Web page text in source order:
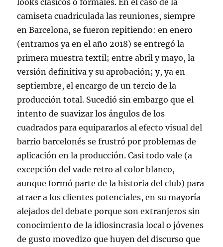
looks clásicos o formales. En el caso de la
camiseta cuadriculada las reuniones, siempre
en Barcelona, se fueron repitiendo: en enero
(entramos ya en el año 2018) se entregó la
primera muestra textil; entre abril y mayo, la
versión definitiva y su aprobación; y, ya en
septiembre, el encargo de un tercio de la
producción total. Sucedió sin embargo que el
intento de suavizar los ángulos de los
cuadrados para equipararlos al efecto visual del
barrio barcelonés se frustró por problemas de
aplicación en la producción. Casi todo vale (a
excepción del vade retro al color blanco,
aunque formó parte de la historia del club) para
atraer a los clientes potenciales, en su mayoría
alejados del debate porque son extranjeros sin
conocimiento de la idiosincrasia local o jóvenes
de gusto movedizo que huyen del discurso que